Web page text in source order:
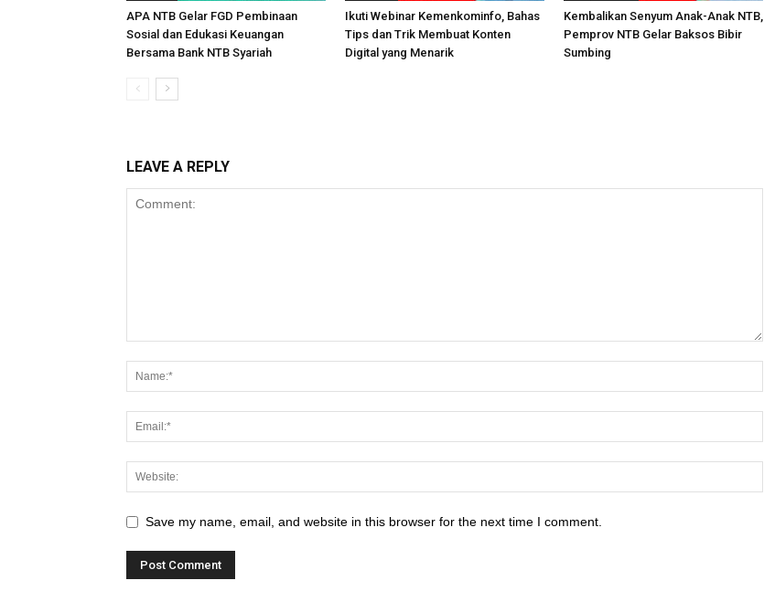
APA NTB Gelar FGD Pembinaan
Sosial dan Edukasi Keuangan
Bersama Bank NTB Syariah
Ikuti Webinar Kemenkominfo, Bahas
Tips dan Trik Membuat Konten
Digital yang Menarik
Kembalikan Senyum Anak-Anak NTB,
Pemprov NTB Gelar Baksos Bibir
Sumbing
LEAVE A REPLY
Save my name, email, and website in this browser for the next time I comment.